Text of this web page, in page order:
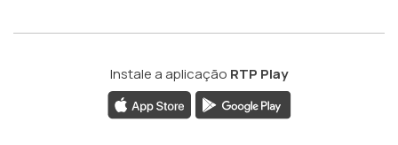
Instale a aplicação RTP Play